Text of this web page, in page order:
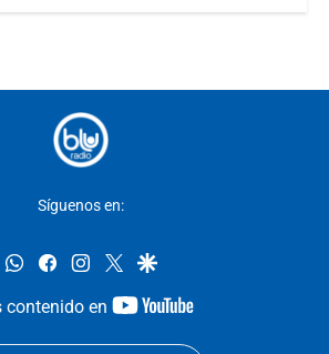
Síguenos en:
whatsappfacebookinstagram
twittergoogle
contenido en
youtube-